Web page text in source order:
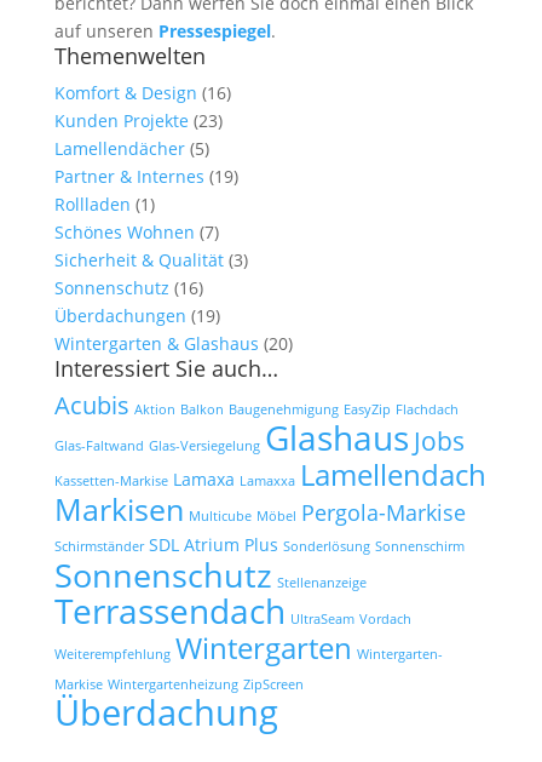
auf unseren Pressespiegel.
Themenwelten
Komfort & Design (16)
Kunden Projekte (23)
Lamellendächer(5)
Partner & Internes (19)
Rollladen (1)
Schönes Wohnen (7)
Sicherheit & Qualität(3)
Sonnenschutz (16)
Überdachungen (19)
Wintergarten & Glashaus (20)
Interessiert Sie auch…
Acubis Aktion Balkon Baugenehmigung EasyZip Flachdach
Glas-Faltwand Glas-Versiegelung Glashaus Jobs
Kassetten-Markise Lamaxa Lamaxxa Lamellendach
Markisen Multicube Möbel Pergola-Markise
Schirmständer SDL Atrium Plus Sonderlösung Sonnenschirm
Sonnenschutz Stellenanzeige
Terrassendach UltraSeam Vordach
Weiterempfehlung Wintergarten Wintergarten-
Markise Wintergartenheizung ZipScreen
Überdachung